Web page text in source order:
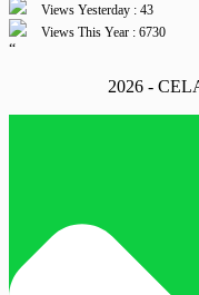
Views Yesterday : 43
Views This Year : 6730
“
2026 -